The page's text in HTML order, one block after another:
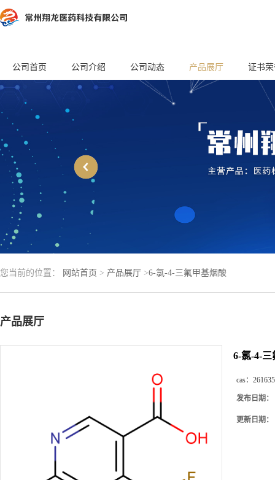
公司首页 公司介绍 公司动态 产品展厅 证书
您当前的位置： 网站首页 > 产品展厅 >6-氯-4-三氟甲基烟酸
产品展厅
6-氯-4-
cas：
发布日期：
更新日期：